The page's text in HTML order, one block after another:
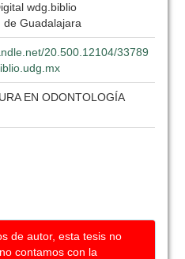
wdg.biblio
de Guadalajara
20.500.12104/33789
EN ODONTOLOGÍA
de autor, esta tesis no
contamos con la